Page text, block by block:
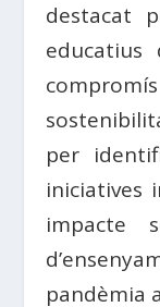
destacat
per
iniciatives
impacte
pandèmia